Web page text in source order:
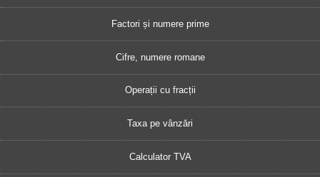
Factori și numere prime
Cifre, numere romane
Operații cu fracții
Taxa pe vânzări
Calculator TVA